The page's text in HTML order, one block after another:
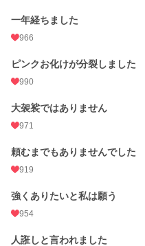
一年経ちました
966
ピンクお化けが分裂しました
990
大袈裟ではありません
971
頼むまでもありませんでした
919
強くありたいと私は願う
954
人誑しと言われました